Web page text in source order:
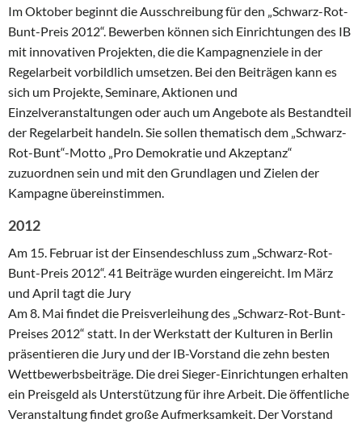
Im Oktober beginnt die Ausschreibung für den „Schwarz-Rot-
Bunt-Preis 2012“. Bewerben können sich Einrichtungen des IB
mit innovativen Projekten, die die Kampagnenziele in der
Regelarbeit vorbildlich umsetzen. Bei den Beiträgen kann es
sich um Projekte, Seminare, Aktionen und
Einzelveranstaltungen oder auch um Angebote als Bestandteil
der Regelarbeit handeln. Sie sollen thematisch dem „Schwarz-
Rot-Bunt“-Motto „Pro Demokratie und Akzeptanz“
zuzuordnen sein und mit den Grundlagen und Zielen der
Kampagne übereinstimmen.
2012
Am 15. Februar ist der Einsendeschluss zum „Schwarz-Rot-
Bunt-Preis 2012“. 41 Beiträge wurden eingereicht. Im März
und April tagt die Jury
Am 8. Mai findet die Preisverleihung des „Schwarz-Rot-Bunt-
Preises 2012“ statt. In der Werkstatt der Kulturen in Berlin
präsentieren die Jury und der IB-Vorstand die zehn besten
Wettbewerbsbeiträge. Die drei Sieger-Einrichtungen erhalten
ein Preisgeld als Unterstützung für ihre Arbeit. Die öffentliche
Veranstaltung findet große Aufmerksamkeit. Der Vorstand